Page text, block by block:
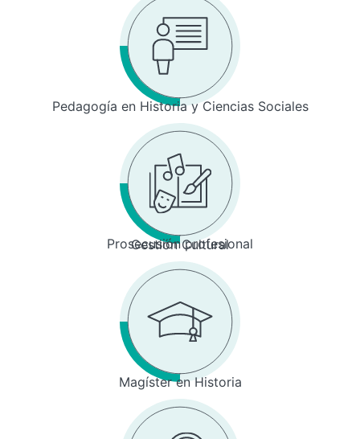
Pedagogía en Historia y Ciencias Sociales
Prosecusión profesional
Gestión Cultural
Magíster en Historia